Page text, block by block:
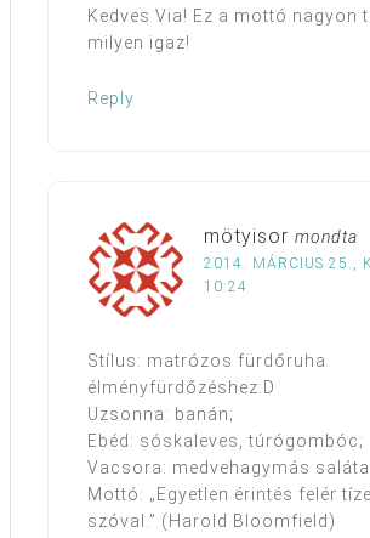
Kedves Via! Ez a mottó nagyon
milyen igaz!
Reply
mötyisor mondta
2014. MÁRCIUS 25.,
10:24
Stílus: matrózos fürdőruha
élményfürdőzéshez:D
Uzsonna: banán;
Ebéd: sóskaleves, túrógombóc;
Vacsora: medvehagymás
Mottó: „Egyetlen érintés felér
szóval.” (Harold Bloomfield)